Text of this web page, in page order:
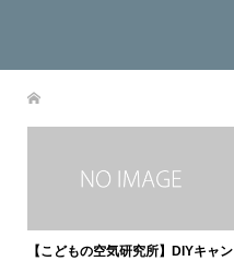
【こどもの空気研究所】DIYキャン